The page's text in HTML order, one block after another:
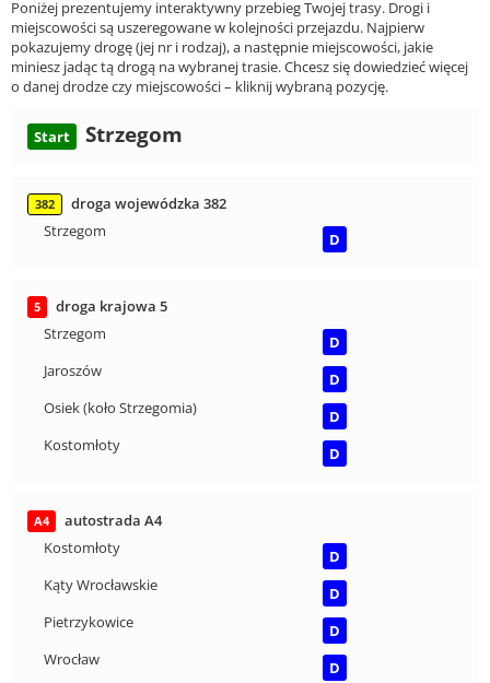
Poniżej prezentujemy interaktywny przebieg Twojej trasy. Drogi i
miejscowości są uszeregowane w kolejności przejazdu. Najpierw
pokazujemy drogę (jej nr i rodzaj), a następnie miejscowości, jakie
miniesz jadąc tą drogą na wybranej trasie. Chcesz się dowiedzieć więcej
o danej drodze czy miejscowości – kliknij wybraną pozycję.
Start Strzegom
382
droga wojewódzka 382
Strzegom
D
5
droga krajowa 5
Strzegom
D
Jaroszów
D
Osiek (koło Strzegomia)
D
Kostomłoty
D
A4
autostrada A4
Kostomłoty
D
Kąty Wrocławskie
D
Pietrzykowice
D
Wrocław
D